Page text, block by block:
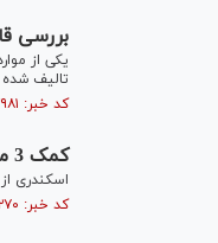
بررسی
یکی از
تالیف شده
کد خبر: ۲۲۷۹۸۱ تاریخ انتشار : ۱۳۹۵/۰۷/۱۲
کمک 3 میلیاردی نیکوکاران برای آزادی زندانیان جرائم غیرعمد
اسکندری از کمک 33 میلیارد ریالی نیکوکاران در 10 جشن گلریزان
کد خبر: ۲۰۱۲۷۰ تاریخ انتشار : ۱۳۹۵/۰۵/۰۴